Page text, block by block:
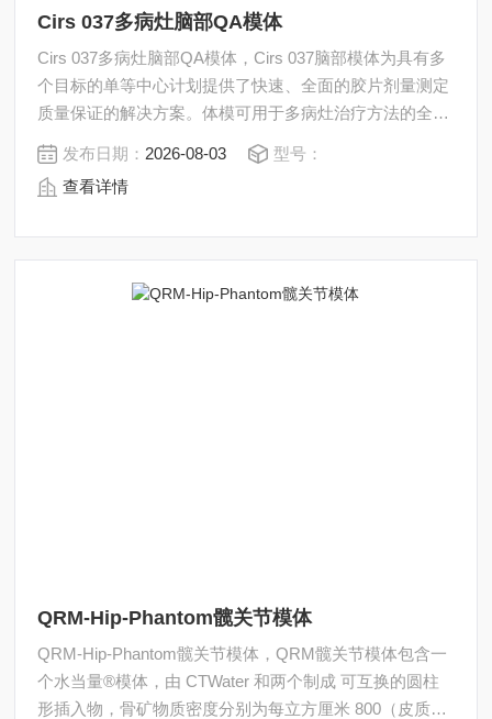
Cirs 037多病灶脑部QA模体
Cirs 037多病灶脑部QA模体，Cirs 037脑部模体为具有多
个目标的单等中心计划提供了快速、全面的胶片剂量测定
质量保证的解决方案。体模可用于多病灶治疗方法的全面
确认。
发布日期： 2026-08-03
型号：
查看详情
QRM-Hip-Phantom髋关节模体
QRM-Hip-Phantom髋关节模体，QRM髋关节模体包含一
个水当量®模体，由 CTWater 和两个制成 可互换的圆柱
形插入物，骨矿物质密度分别为每立方厘米 800（皮质